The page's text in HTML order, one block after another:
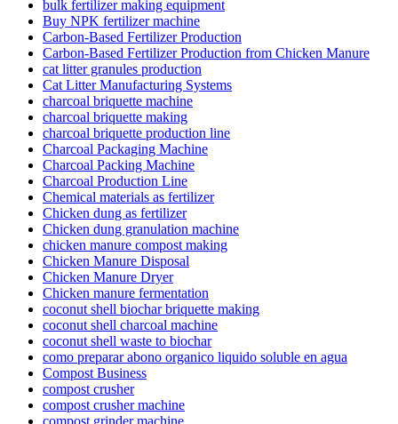
bulk fertilizer making equipment
Buy NPK fertilizer machine
Carbon-Based Fertilizer Production
Carbon-Based Fertilizer Production from Chicken Manure
cat litter granules production
Cat Litter Manufacturing Systems
charcoal briquette machine
charcoal briquette making
charcoal briquette production line
Charcoal Packaging Machine
Charcoal Packing Machine
Charcoal Production Line
Chemical materials as fertilizer
Chicken dung as fertilizer
Chicken dung granulation machine
chicken manure compost making
Chicken Manure Disposal
Chicken Manure Dryer
Chicken manure fermentation
coconut shell biochar briquette making
coconut shell charcoal machine
coconut shell waste to biochar
como preparar abono organico liquido soluble en agua
Compost Business
compost crusher
compost crusher machine
compost grinder machine